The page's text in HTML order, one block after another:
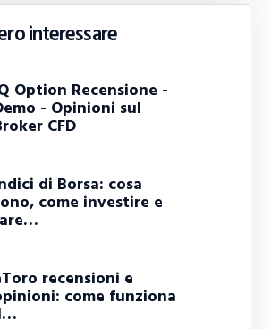
interessare
Option Recensione -
- Opinioni sul
CFD
di Borsa: cosa
come investire e
recensioni e
come funziona